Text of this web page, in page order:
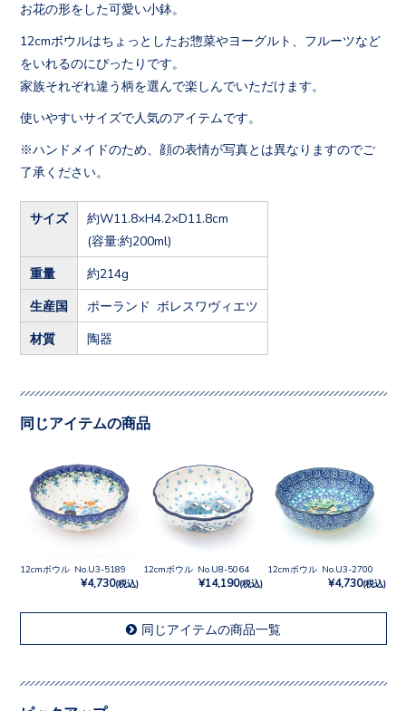
お花の形をした可愛い小鉢。
12cmボウルはちょっとしたお惣菜やヨーグルト、フルーツなど
をいれるのにぴったりです。
家族それぞれ違う柄を選んで楽しんでいただけます。
使いやすいサイズで人気のアイテムです。
※ハンドメイドのため、顔の表情が写真とは異なりますのでご
了承ください。
サイズ
約W11.8×H4.2×D11.8cm
(容量:約200ml)
重量 約214g
生産国 ポーランド ボレスワヴィエツ
材質 陶器
同じアイテムの商品
12cmボウル No.U3-5189
¥4,730(税込)
12cmボウル No.U8-5064
¥14,190(税込)
12cmボウル No.U3-2700
¥4,730(税込)
同じアイテムの商品一覧